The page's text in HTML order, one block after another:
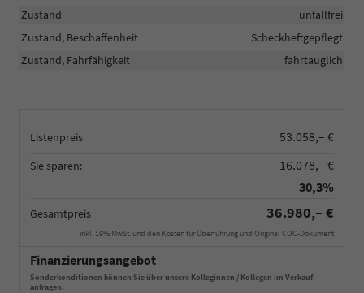
Listenpreis 53.058,– €
Sie sparen:
16.078,– €
30,3%
Gesamtpreis 36.980,– €
inkl. 19% MwSt. und den Kosten für Überführung und Original COC-Dokument
Finanzierungsangebot
Sonderkonditionen können Sie über unsere Kolleginnen / Kollegen im Verkauf
anfragen.
Zustand
unfallfrei
Zustand, Beschaffenheit
Scheckheftgepflegt
Zustand, Fahrfähigkeit
fahrtauglich